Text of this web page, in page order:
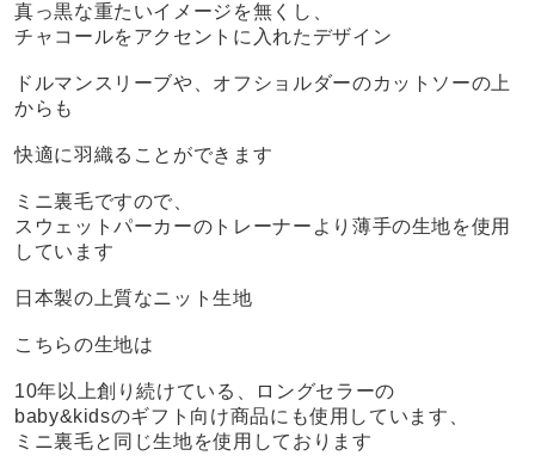
真っ黒な重たいイメージを無くし、
チャコールをアクセントに入れたデザイン
ドルマンスリーブや、オフショルダーのカットソーの上
からも
快適に羽織ることができます
ミニ裏毛ですので、
スウェットパーカーのトレーナーより薄手の生地を使用
しています
日本製の上質なニット生地
こちらの生地は
10年以上創り続けている、ロングセラーの
baby&kidsのギフト向け商品にも使用しています、
ミニ裏毛と同じ生地を使用しております